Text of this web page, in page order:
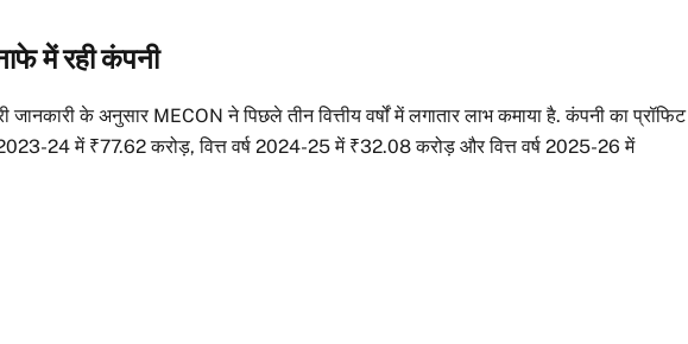
में रही कंपनी
के अनुसार MECON ने पिछले तीन वित्तीय वर्षों में लगातार लाभ कमाया है. कंपनी का प्रॉफिट
2023-24 में ₹77.62 करोड़, वित्त वर्ष 2024-25 में ₹32.08 करोड़ और वित्त वर्ष 2025-26 में